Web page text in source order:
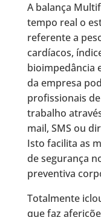
A balança
tempo real o
referente a
cardíacos,
bioimpedância
da empresa
profissionais
trabalho
mail, SMS ou
Isto facilita as
de segurança
preventiva
Totalmente
que faz